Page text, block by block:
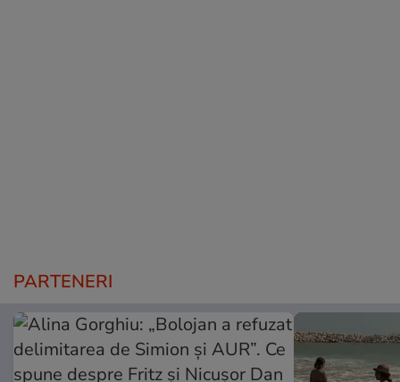
PARTENERI